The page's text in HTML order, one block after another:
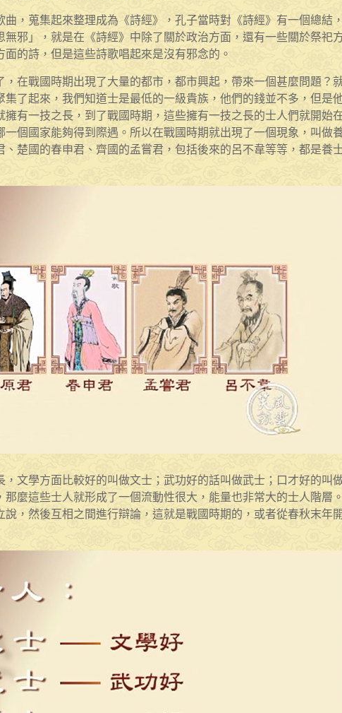
，蒐集起來整理成為《詩經》，孔子當時對《詩經》有一個總結，
邪」，就是在《詩經》中除了關於政治方面，還有一些關於祭祀
的詩，但是這些詩歌唱起來是沒有邪念的。
在戰國時期出現了大量的都市，都市興起，帶來一個甚麼問題？
了起來，我們知道士是最低的一級貴族，他們的錢並不多，但是
有一技之長，到了戰國時期，這些擁有一技之長的士人們就開始
個國家能夠得到際遇。所以在戰國時期就出現了一個現象，叫做
楚國的春申君、齊國的孟嘗君，包括後來的呂不韋等等，都是養
文學方面比較好的叫做文士；武功好的話叫做武士；口才好的叫
麼這些士人就形成了一個流動性很大，能量也非常大的士人階層。
，然後互相之間進行辯論，這就是戰國時期的，或者從春秋末年開